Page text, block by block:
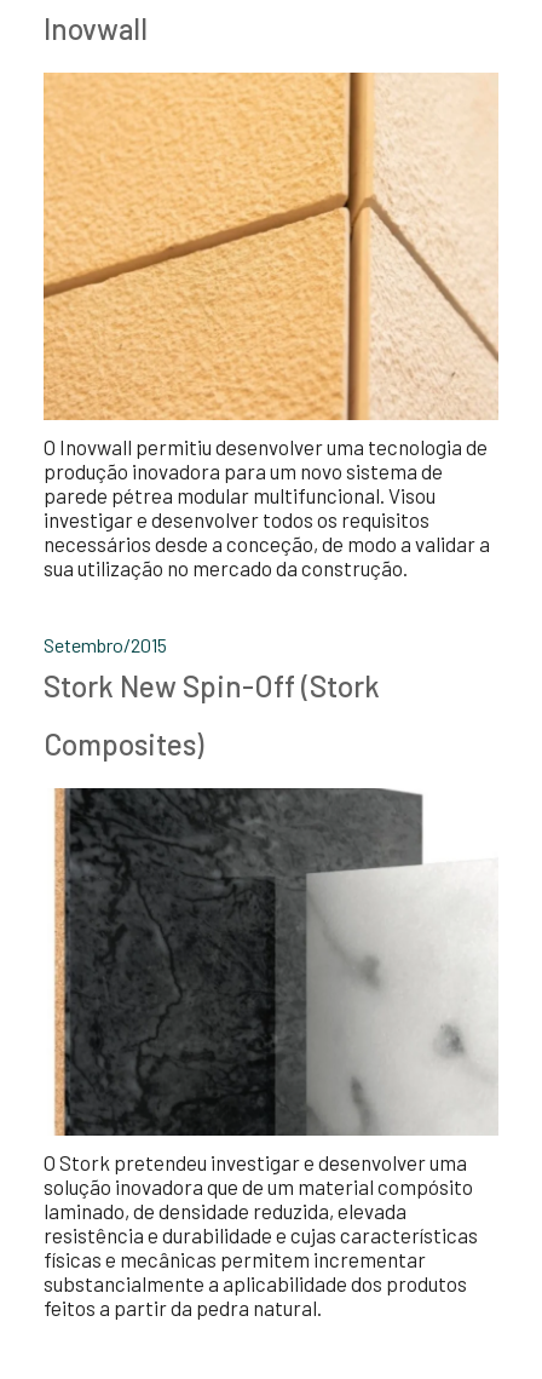
Inovwall
O Inovwall permitiu desenvolver uma tecnologia de
produção inovadora para um novo sistema de
parede pétrea modular multifuncional. Visou
investigar e desenvolver todos os requisitos
necessários desde a conceção, de modo a validar a
sua utilização no mercado da construção.
Setembro/2015
Stork New Spin-Off (Stork
Composites)
O Stork pretendeu investigar e desenvolver uma
solução inovadora que de um material compósito
laminado, de densidade reduzida, elevada
resistência e durabilidade e cujas características
físicas e mecânicas permitem incrementar
substancialmente a aplicabilidade dos produtos
feitos a partir da pedra natural.